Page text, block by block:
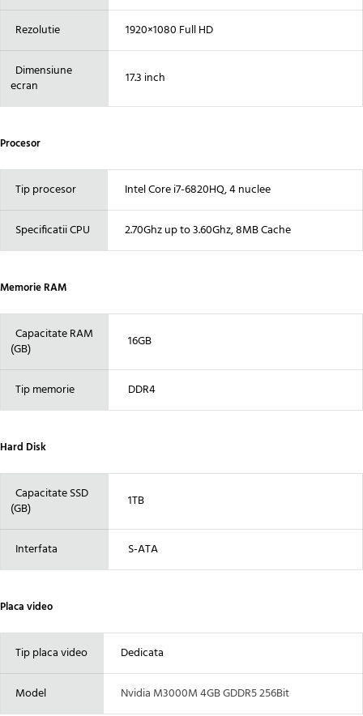
Rezolutie 1920×1080 Full HD
Dimensiune
ecran
17.3 inch
Procesor
Tip procesor Intel Core i7-6820HQ, 4 nuclee
Specificatii CPU 2.70Ghz up to 3.60Ghz, 8MB Cache
Memorie RAM
Capacitate RAM
(GB)
16GB
Tip memorie DDR4
Hard Disk
Capacitate SSD
(GB)
1TB
Interfata S-ATA
Placa video
Tip placa video Dedicata
Model Nvidia M3000M 4GB GDDR5 256Bit